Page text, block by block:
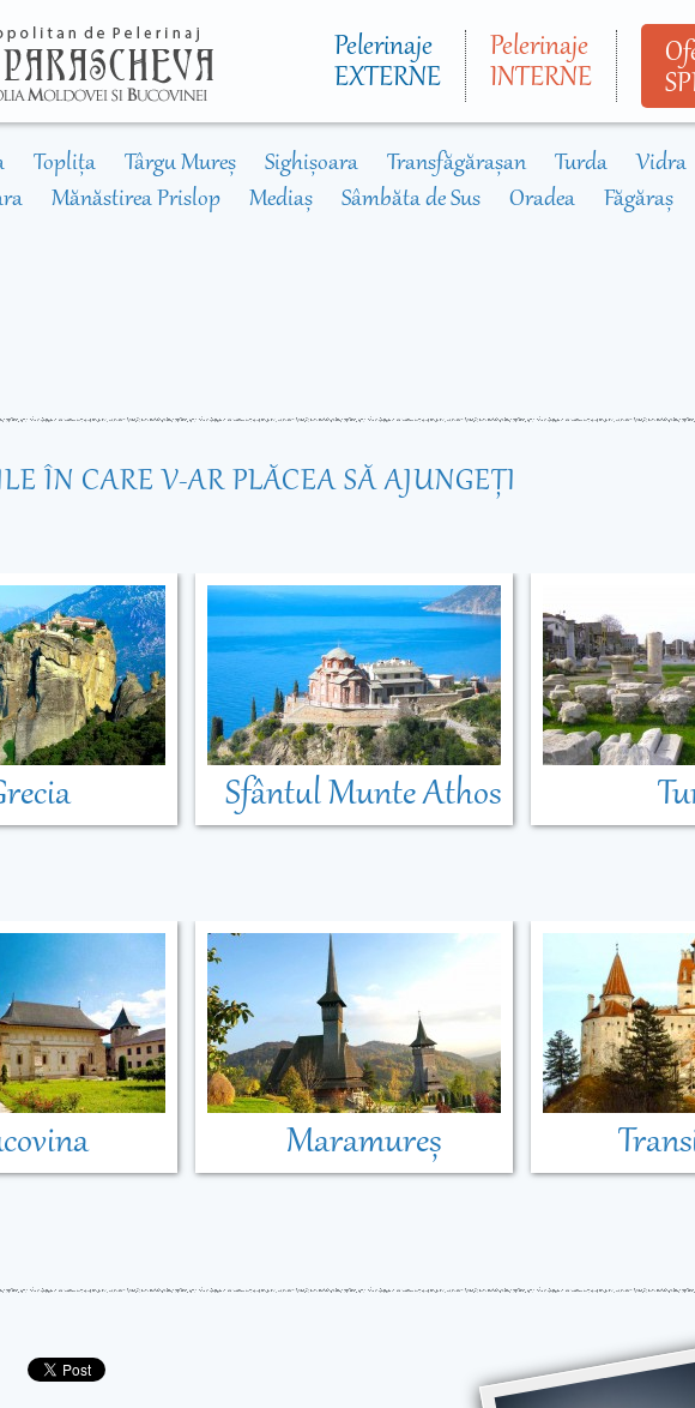
conţinutul
principal
Pelerinaje
EXTERNE
Pelerinaje
INTERNE
Toplița Târgu Mureș Sighișoara Transfăgărașan Turda Vidra
Mănăstirea Prislop Mediaș Sâmbăta de Sus Oradea Făgăraș
ÎN CARE V-AR PLĂCEA SĂ AJUNGEŢI
Sfântul Munte Athos
Maramureș